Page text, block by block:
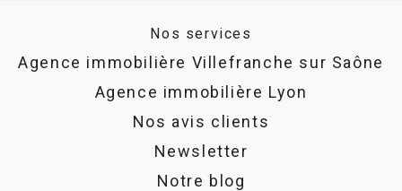
Nos services
Agence immobilière Villefranche sur Saône
Agence immobilière Lyon
Nos avis clients
Newsletter
Notre blog